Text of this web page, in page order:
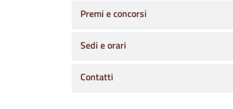
Premi e concorsi
Sedi e orari
Contatti